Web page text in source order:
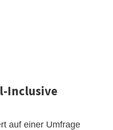
Inclusive
auf einer Umfrage